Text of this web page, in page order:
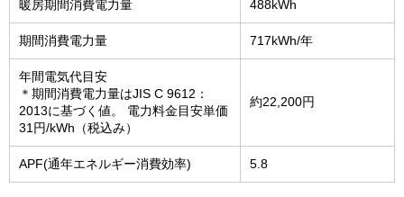
暖房期間消費電力量 488kWh
期間消費電力量 717kWh/年
年間電気代目安
＊期間消費電力量はJIS C 9612：
2013に基づく値。 電力料金目安単価
31円/kWh（税込み）
約22,200円
APF(通年エネルギー消費効率) 5.8